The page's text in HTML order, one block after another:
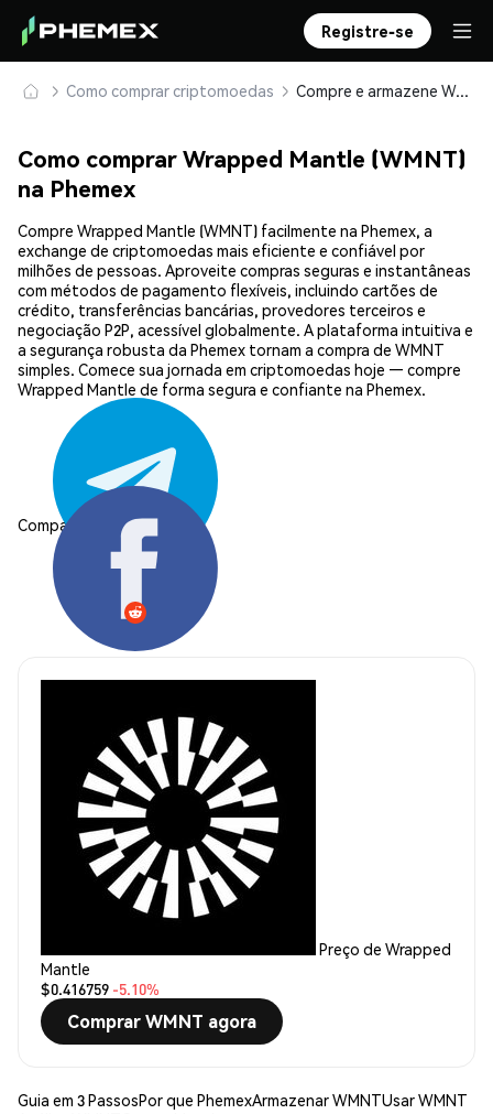
Registre-se
Como comprar criptomoedas Compre e armazene Wrapped Mantle (WMNT) com segurança
Como comprar Wrapped Mantle (WMNT)
na Phemex
Compre Wrapped Mantle (WMNT) facilmente na Phemex, a
exchange de criptomoedas mais eficiente e confiável por
milhões de pessoas. Aproveite compras seguras e instantâneas
com métodos de pagamento flexíveis, incluindo cartões de
crédito, transferências bancárias, provedores terceiros e
negociação P2P, acessível globalmente. A plataforma intuitiva e
a segurança robusta da Phemex tornam a compra de WMNT
simples. Comece sua jornada em criptomoedas hoje — compre
Wrapped Mantle de forma segura e confiante na Phemex.
Compartilhar:
Preço de Wrapped
Mantle
$0.416759 -5.10%
Comprar WMNT agora
Guia em 3 PassosPor que PhemexArmazenar WMNTUsar WMNT